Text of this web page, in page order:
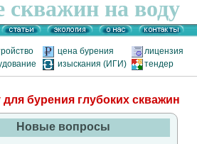
скважин на воду
цена бурения
лицензия
изыскания (ИГИ) тендер
для бурения глубоких скважин
Новые вопросы